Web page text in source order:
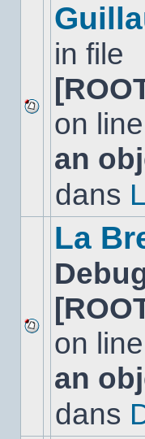
Aucun
nouveau
message
non-
dans
in file
on line
an
dans
Aucun
nouveau
message
non-
dans
La
on line
an
dans